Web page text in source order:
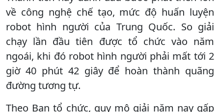
về công nghệ chế tạo, mức độ huấn luyện
robot hình người của Trung Quốc. So giải
chạy lần đầu tiên được tổ chức vào năm
ngoái, khi đó robot hình người phải mất tới 2
giờ 40 phút 42 giây để hoàn thành quãng
đường tương tự.
Theo Ban tổ chức, quy mô giải năm nay gấp